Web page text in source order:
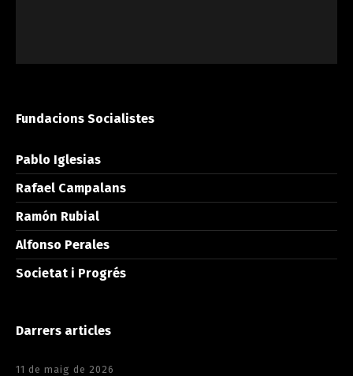
Fundacions Socialistes
Pablo Iglesias
Rafael Campalans
Ramón Rubial
Alfonso Perales
Societat i Progrés
Darrers articles
11 de maig de 2026